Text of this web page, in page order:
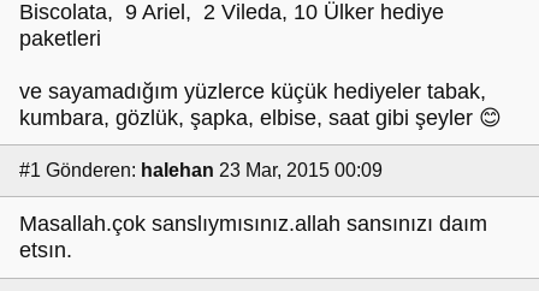
Biscolata, 9 Ariel, 2 Vileda, 10 Ülker hediye
paketleri
ve sayamadığım yüzlerce küçük hediyeler tabak,
kumbara, gözlük, şapka, elbise, saat gibi şeyler 😊
#1 Gönderen: halehan 23 Mar, 2015 00:09
Masallah.çok sanslıymısınız.allah sansınızı daım
etsın.